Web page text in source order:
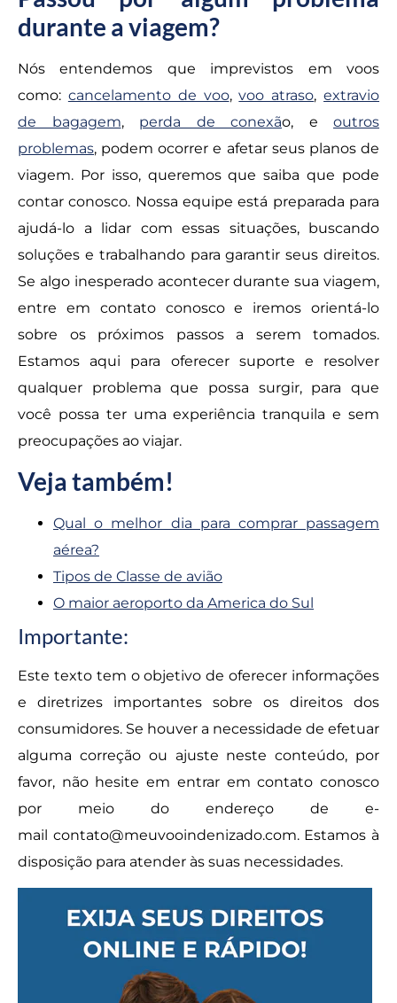
durante a viagem?
Nós entendemos que imprevistos em voos
como: cancelamento de voo,voo atraso,extravio
de bagagem, perda de conexão, e outros
problemas, podem ocorrer e afetar seus planos de
viagem. Por isso, queremos que saiba que pode
contar conosco. Nossa equipe está preparada para
ajudá-lo a lidar com essas situações, buscando
soluções e trabalhando para garantir seus direitos.
Se algo inesperado acontecer durante sua viagem,
entre em contato conosco e iremos orientá-lo
sobre os próximos passos a serem tomados.
Estamos aqui para oferecer suporte e resolver
qualquer problema que possa surgir, para que
você possa ter uma experiência tranquila e sem
preocupações ao viajar.
Veja também!
Qual o melhor dia para comprar passagem
aérea?
Tipos de Classe de avião
O maior aeroporto da America do Sul
Importante:
Este texto tem o objetivo de oferecer informações
e diretrizes importantes sobre os direitos dos
consumidores. Se houver a necessidade de efetuar
alguma correção ou ajuste neste conteúdo, por
favor, não hesite em entrar em contato conosco
por meio do endereço de e-
mail contato@meuvooindenizado.com. Estamos à
disposição para atender às suas necessidades.